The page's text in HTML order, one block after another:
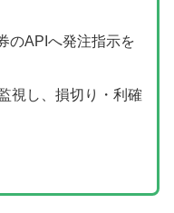
のAPIへ発注指示を
視し、損切り・利確